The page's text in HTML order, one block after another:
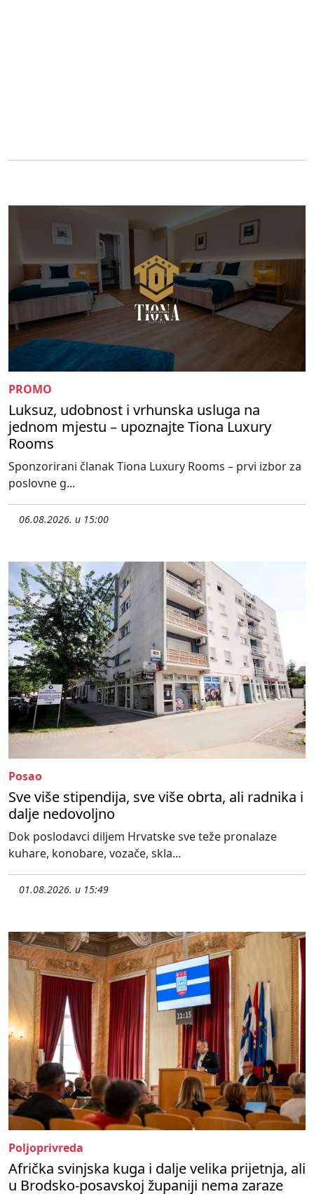
PROMO
Luksuz, udobnost i vrhunska usluga na
jednom mjestu – upoznajte Tiona Luxury
Rooms
Sponzorirani članak Tiona Luxury Rooms – prvi izbor za
poslovne g...
06.08.2026. u 15:00
Posao
Sve više stipendija, sve više obrta, ali radnika i
dalje nedovoljno
Dok poslodavci diljem Hrvatske sve teže pronalaze
kuhare, konobare, vozače, skla...
01.08.2026. u 15:49
Poljoprivreda
Afrička svinjska kuga i dalje velika prijetnja, ali
u Brodsko-posavskoj županiji nema zaraze